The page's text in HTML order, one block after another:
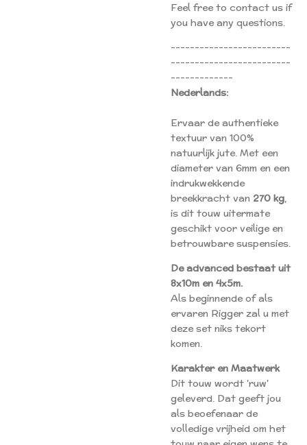
Feel free to contact us if
you have any questions.
-------------------------
-------------------------
-------------
Nederlands:
Ervaar de authentieke
textuur van 100%
natuurlijk jute. Met een
diameter van 6mm en een
indrukwekkende
breekkracht van 270 kg,
is dit touw uitermate
geschikt voor veilige en
betrouwbare suspensies.
De advanced bestaat uit
8x10m en 4x5m.
Als beginnende of als
ervaren Rigger zal u met
deze set niks tekort
komen.
Karakter en Maatwerk
Dit touw wordt 'ruw'
geleverd. Dat geeft jou
als beoefenaar de
volledige vrijheid om het